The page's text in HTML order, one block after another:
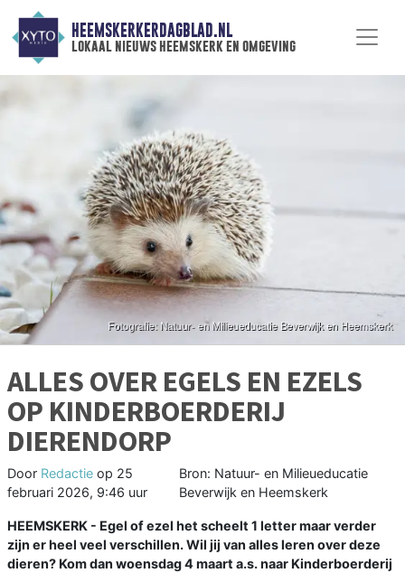
HEEMSKERKERDAGBLAD.NL
lokaal nieuws heemskerk en omgeving
ALLES OVER EGELS EN EZELS
OP KINDERBOERDERIJ
DIERENDORP
Door Redactie op 25
februari 2026, 9:46 uur
Bron: Natuur- en Milieueducatie
Beverwijk en Heemskerk
HEEMSKERK - Egel of ezel het scheelt 1 letter maar verder
zijn er heel veel verschillen. Wil jij van alles leren over deze
dieren? Kom dan woensdag 4 maart a.s. naar Kinderboerderij